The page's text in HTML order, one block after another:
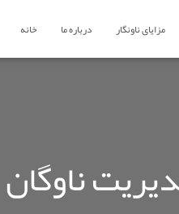
خانه درباره ما مزایای ناونگار
ناوگان